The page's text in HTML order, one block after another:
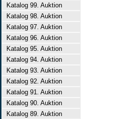
Katalog 99. Auktion
Katalog 98. Auktion
Katalog 97. Auktion
Katalog 96. Auktion
Katalog 95. Auktion
Katalog 94. Auktion
Katalog 93. Auktion
Katalog 92. Auktion
Katalog 91. Auktion
Katalog 90. Auktion
Katalog 89. Auktion